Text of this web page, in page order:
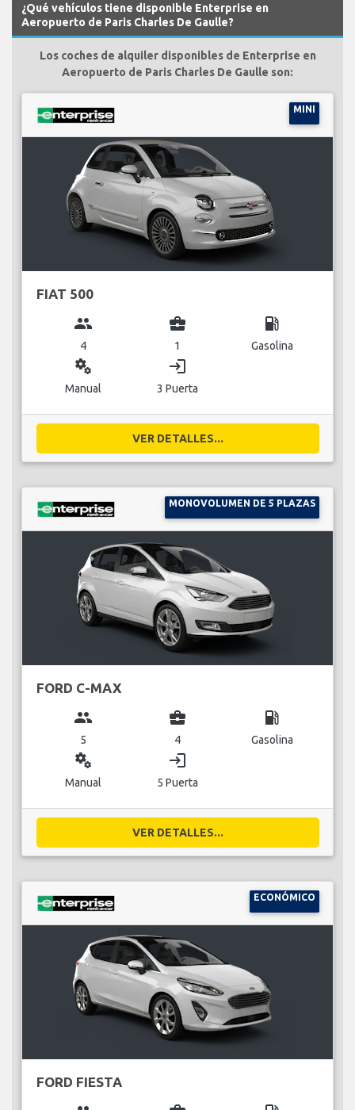
¿Qué vehículos tiene disponible Enterprise en
Aeropuerto de Paris Charles De Gaulle?
Los coches de alquiler disponibles de Enterprise en
Aeropuerto de Paris Charles De Gaulle son:
MINI
FIAT 500
group
4
business_center
1
local_gas_station
Gasolina
miscellaneous_services
Manual
login
3 Puerta
VER DETALLES...
MONOVOLUMEN DE 5 PLAZAS
FORD C-MAX
group
5
business_center
4
local_gas_station
Gasolina
miscellaneous_services
Manual
login
5 Puerta
VER DETALLES...
ECONÓMICO
FORD FIESTA